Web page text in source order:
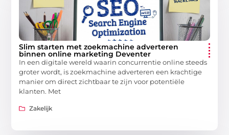
Slim starten met zoekmachine adverteren
binnen online marketing Deventer
In een digitale wereld waarin concurrentie online steeds
groter wordt, is zoekmachine adverteren een krachtige
manier om direct zichtbaar te zijn voor potentiële
klanten. Met
Zakelijk